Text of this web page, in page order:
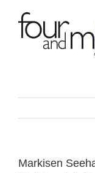
content
Markisen